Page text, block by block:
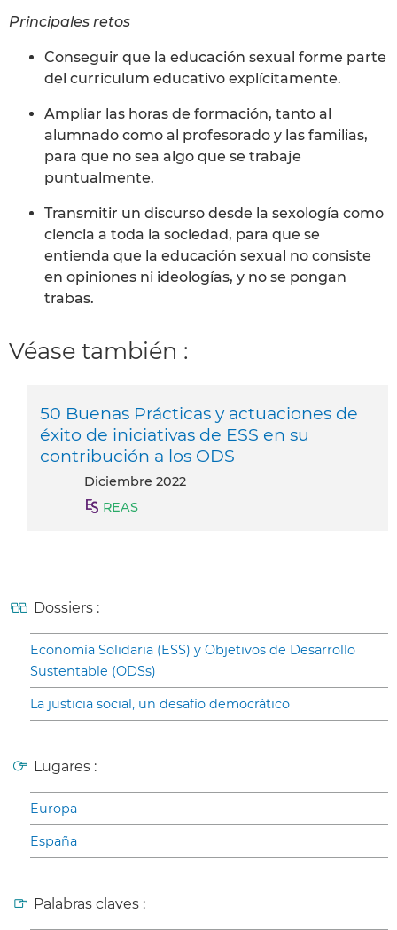
Principales retos
Conseguir que la educación sexual forme parte
del curriculum educativo explícitamente.
Ampliar las horas de formación, tanto al
alumnado como al profesorado y las familias,
para que no sea algo que se trabaje
puntualmente.
Transmitir un discurso desde la sexología como
ciencia a toda la sociedad, para que se
entienda que la educación sexual no consiste
en opiniones ni ideologías, y no se pongan
trabas.
Véase también :
50 Buenas Prácticas y actuaciones de
éxito de iniciativas de ESS en su
contribución a los ODS
diciembre 2022
REAS
Dossiers :
Economía Solidaria (ESS) y Objetivos de Desarrollo
Sustentable (ODSs)
La justicia social, un desafío democrático
Lugares :
Europa
España
Palabras claves :